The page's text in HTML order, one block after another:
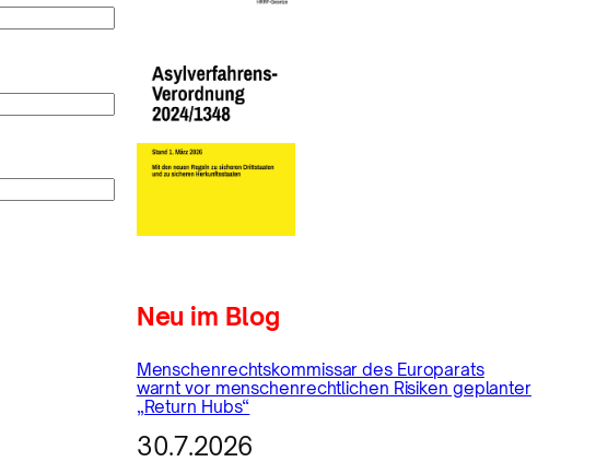
Neu im Blog
Menschenrechtskommissar des Europarats
warnt vor menschenrechtlichen Risiken geplanter
„Return Hubs“
30.7.2026